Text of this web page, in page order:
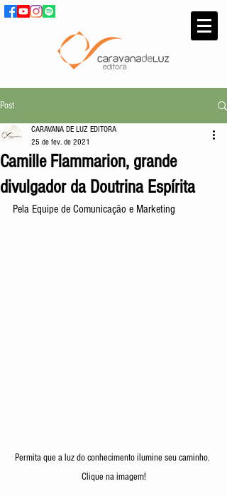
Post
Camille Flammarion, grande
divulgador da Doutrina Espírita
CARAVANA DE LUZ EDITORA
25 de fev. de 2021
Pela Equipe de Comunicação e Marketing
Permita que a luz do conhecimento ilumine seu caminho.
Clique na imagem!